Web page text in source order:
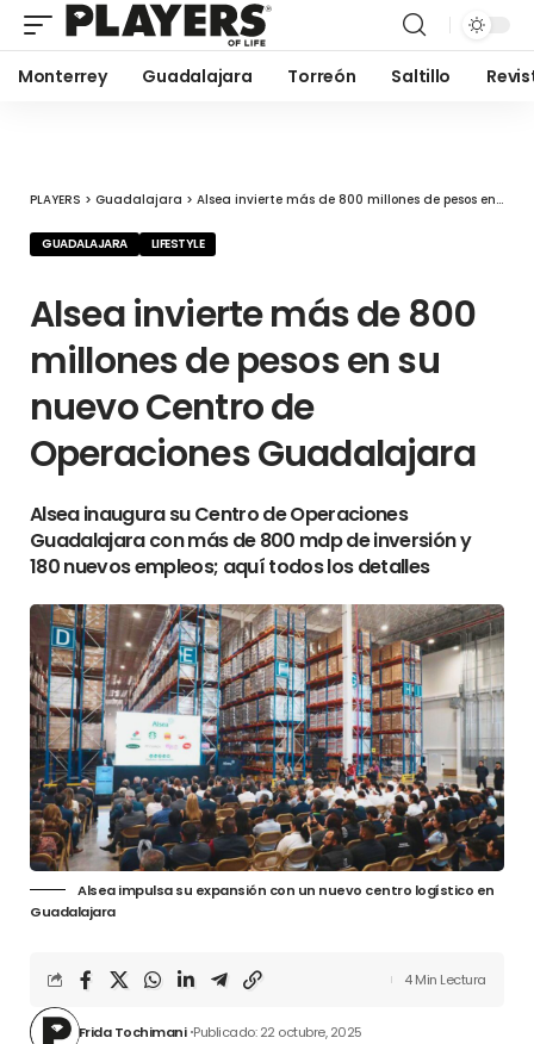
Monterrey Guadalajara Torreón Saltillo
PLAYERS > Guadalajara > Alsea invierte más de 800 millones de pesos en su nuevo Centro de Operaciones Guadalajara
GUADALAJARA LIFESTYLE
Alsea invierte más de 800
millones de pesos en su
nuevo Centro de
Operaciones Guadalajara
Alsea inaugura su Centro de Operaciones
Guadalajara con más de 800 mdp de inversión y
180 nuevos empleos; aquí todos los detalles
Alsea impulsa su expansión con un nuevo centro logístico en
Guadalajara
Frida Tochimani Publicado: 22 octubre, 2025
4 Min Lectura